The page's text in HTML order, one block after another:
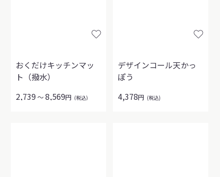
おくだけキッチンマッ
ト（撥水）
2,739～8,569円 (税込)
デザインコール天かっ
ぽう
4,378円 (税込)